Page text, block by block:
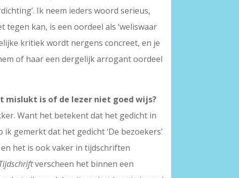
Ik neem ieders woord serieus,
kan, is een oordeel als ‘weliswaar
kritiek wordt nergens concreet, en je
of haar een dergelijk arrogant oordeel
mislukt is of de lezer niet goed wijs?
Want het betekent dat het gedicht in
gemerkt dat het gedicht ‘De bezoekers’
het is ook vaker in tijdschriften
verscheen het binnen een